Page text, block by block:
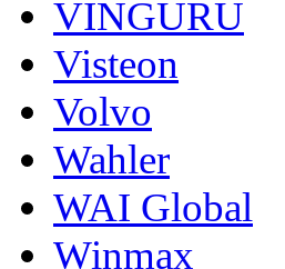
VINGURU
Visteon
Volvo
Wahler
WAI Global
Winmax